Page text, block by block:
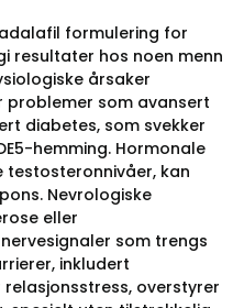
formulering for
resultater hos noen menn
årsaker
som avansert
diabetes, som svekker
hemming. Hormonale
testosteronnivåer, kan
Nevrologiske
eller
som trengs
inkludert
overstyrer